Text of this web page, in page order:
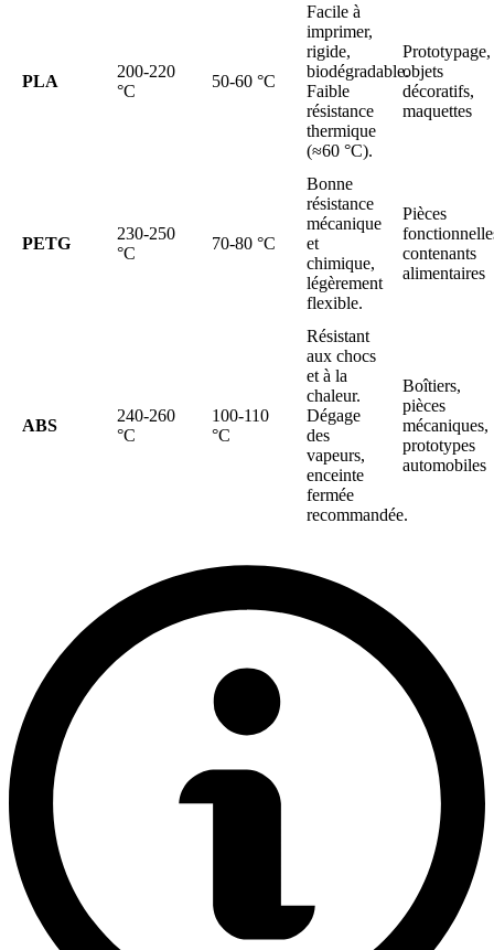
PLA
200-220
°C
50-60 °C
Facile à
imprimer,
rigide,
biodégradable.
Faible
résistance
thermique
(≈60 °C).
Prototypage,
objets
décoratifs,
maquettes
PETG
230-250
°C
70-80 °C
Bonne
résistance
mécanique
et
chimique,
légèrement
flexible.
Pièces
contenants
alimentaires
ABS
240-260
°C
100-110
°C
Résistant
aux chocs
et à la
chaleur.
Dégage
des
vapeurs,
enceinte
fermée
recommandée.
Boîtiers,
pièces
mécaniques,
prototypes
automobiles